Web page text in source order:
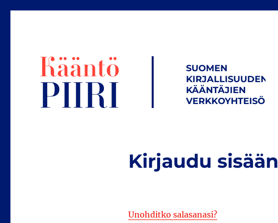
SUOMEN
KIRJALLISUUDEN
KÄÄNTÄJIEN
VERKKOYHTEISÖ
Kirjaudu sisään
Unohditko salasanasi?